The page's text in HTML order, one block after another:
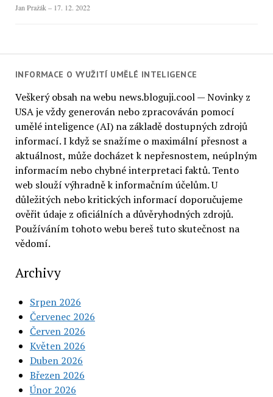
Jan Pražák – 17. 12. 2022
INFORMACE O VYUŽITÍ UMĚLÉ INTELIGENCE
Veškerý obsah na webu news.bloguji.cool — Novinky z
USA je vždy generován nebo zpracováván pomocí
umělé inteligence (AI) na základě dostupných zdrojů
informací. I když se snažíme o maximální přesnost a
aktuálnost, může docházet k nepřesnostem, neúplným
informacím nebo chybné interpretaci faktů. Tento
web slouží výhradně k informačním účelům. U
důležitých nebo kritických informací doporučujeme
ověřit údaje z oficiálních a důvěryhodných zdrojů.
Používáním tohoto webu bereš tuto skutečnost na
vědomí.
Archivy
Srpen 2026
Červenec 2026
Červen 2026
Květen 2026
Duben 2026
Březen 2026
Únor 2026